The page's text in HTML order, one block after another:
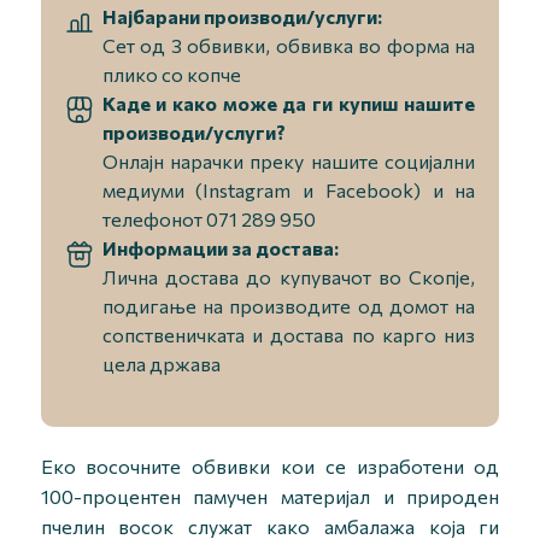
Најбарани производи/услуги:
Сет од 3 обвивки, обвивка во форма на
плико со копче
Каде и како може да ги купиш нашите
производи/услуги?
Онлајн нарачки преку нашите социјални
медиуми (Instagram и Facebook) и на
телефонот 071 289 950
Информации за достава:
Лична достава до купувачот во Скопје,
подигање на производите од домот на
сопственичката и достава по карго низ
цела држава
Еко восочните обвивки кои се изработени од
100-процентен памучен материјал и природен
пчелин восок служат како амбалажа која ги